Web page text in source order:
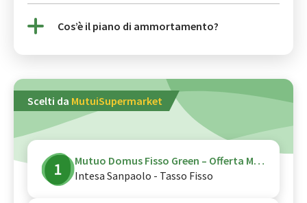
Cos’è il piano di ammortamento?
Scelti da MutuiSupermarket
Mutuo Domus Fisso Green – Offerta Mutuo Giovani - Canale Digitale
Intesa Sanpaolo - Tasso Fisso